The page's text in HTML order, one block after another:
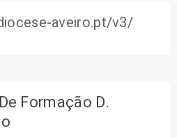
aveiro.pt/v3/
Formação D.